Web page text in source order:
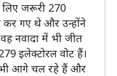
जरूरी 270
गए थे और उन्होंने
नवादा में भी जीत
इलेक्टोरल वोट हैं।
भी आगे चल रहे हैं और